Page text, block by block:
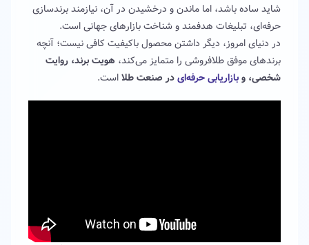
شاید ساده باشد، اما ماندن و درخشیدن در آن، نیازمند برندسازی
حرفه‌ای، تبلیغات هدفمند و شناخت بازارهای جهانی است.
در دنیای امروز، دیگر داشتن محصول باکیفیت کافی نیست؛ آنچه
برندهای موفق طلافروشی را متمایز می‌کند، هویت برند، روایت
شخصی، وبازاریابی حرفه‌ایدر صنعت طلااست.